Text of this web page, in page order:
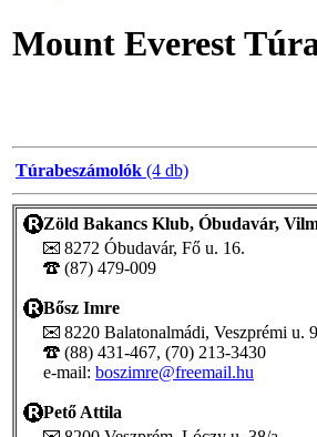
Mount Everest
Túrabeszámolók (4 db)
Zöld Bakancs Klub, Óbudavár,
8272 Óbudavár, Fő u. 16.
(87) 479-009
Bősz Imre
8220 Balatonalmádi, Veszprémi u.
(88) 431-467, (70) 213-3430
e-mail: boszimre@freemail.hu
Pető Attila